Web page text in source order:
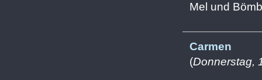
Mel und
Carmen
(Donnerstag,